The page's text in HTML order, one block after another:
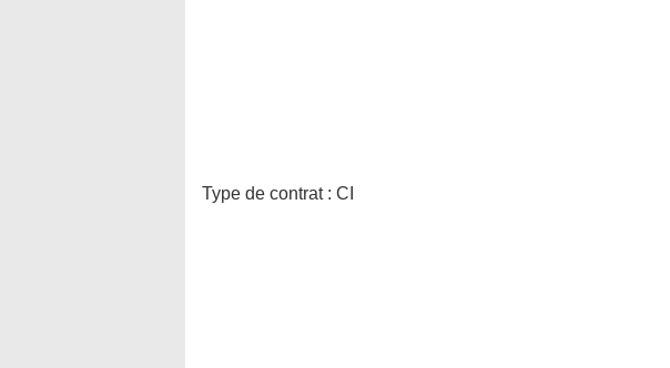
Type de contrat : CI